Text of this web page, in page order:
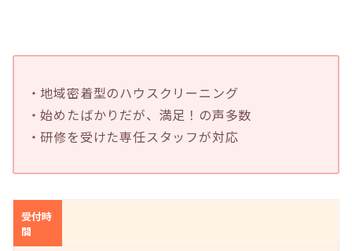
・地域密着型のハウスクリーニング
・始めたばかりだが、満足！の声多数
・研修を受けた専任スタッフが対応
受付時
間